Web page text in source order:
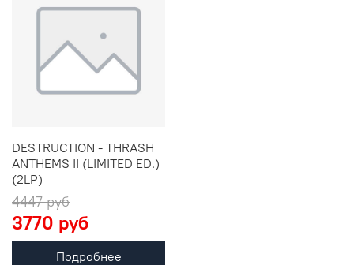
DESTRUCTION - THRASH
ANTHEMS II (LIMITED ED.)
(2LP)
4447 руб
3770 руб
Подробнее